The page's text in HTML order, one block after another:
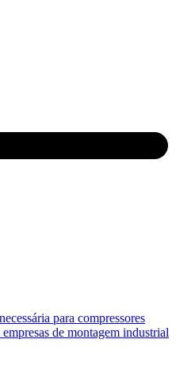
para compressores
de montagem industrial